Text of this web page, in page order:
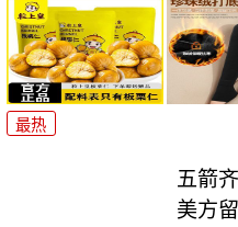
最热
五箭
美方